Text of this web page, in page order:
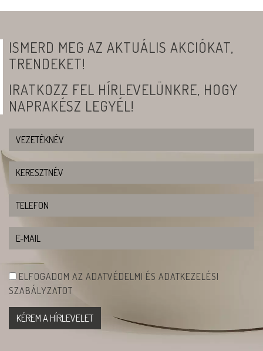
ISMERD MEG AZ AKTUÁLIS AKCIÓKAT,
TRENDEKET!
IRATKOZZ FEL HÍRLEVELÜNKRE, HOGY
NAPRAKÉSZ LEGYÉL!
ELFOGADOM AZ ADATVÉDELMI ÉS ADATKEZELÉSI
SZABÁLYZATOT